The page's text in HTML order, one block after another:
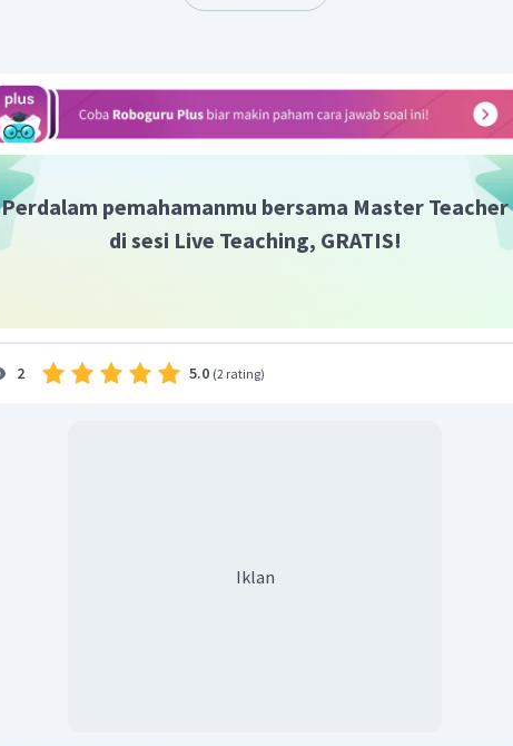
Perdalam pemahamanmu bersama Master Teacher
di sesi Live Teaching, GRATIS!
2 5.0 (2 rating)
Iklan